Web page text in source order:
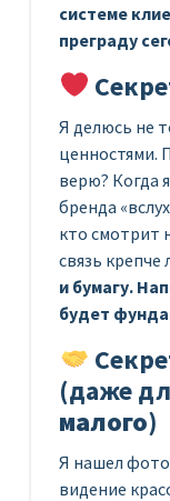
системе
преграду
Я делюсь не
ценностями.
верю? Когда
бренда
кто смотрит
связь крепче
и бумагу.
будет
(даже
малого)
Я нашел
видение